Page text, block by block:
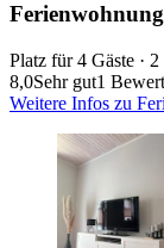
Platz für 4 Gäste ·
8,0Sehr gut1
Weitere Infos zu